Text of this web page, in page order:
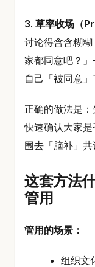
3. 草率收场（
讨论得含含糊
家都同意吧？
自己「被同意」
正确的做法是
快速确认大家
围去「脑补」共
这套方法
管用
管用的场景：
组织文